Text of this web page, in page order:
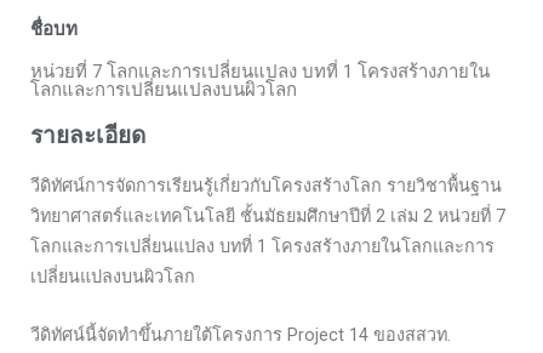
ชื่อบท
หน่วยที่ 7 โลกและการเปลี่ยนแปลง บทที่ 1 โครงสร้างภายใน
โลกและการเปลี่ยนแปลงบนผิวโลก
รายละเอียด
วีดิทัศน์การจัดการเรียนรู้เกี่ยวกับโครงสร้างโลก รายวิชาพื้นฐาน
วิทยาศาสตร์และเทคโนโลยี ชั้นมัธยมศึกษาปีที่ 2 เล่ม 2 หน่วยที่ 7
โลกและการเปลี่ยนแปลง บทที่ 1 โครงสร้างภายในโลกและการ
เปลี่ยนแปลงบนผิวโลก
วีดิทัศน์นี้จัดทำขึ้นภายใต้โครงการ Project 14 ของสสวท.